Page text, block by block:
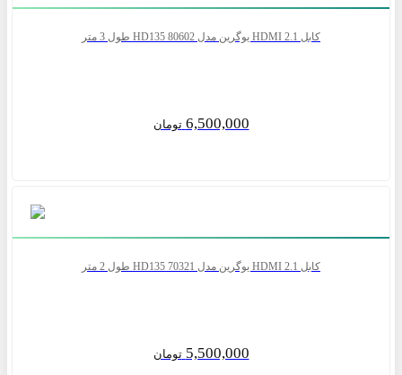
کابل 2.1 HDMI یوگرین مدل HD135 80602 طول 3 متر
6,500,000 تومان
کابل 2.1 HDMI یوگرین مدل HD135 70321 طول 2 متر
5,500,000 تومان